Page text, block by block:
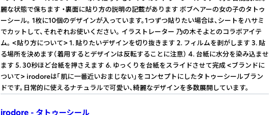
麗な状態で保ちます ・裏面に貼り方の説明の記載があります ボブヘアーの女の子のタトゥ
ーシール。 1枚に10個のデザインが入っています。1つずつ貼りたい場合は、シートをハサミ
でカットして、それぞれお使いください。 イラストレーター 乃の木そよとのコラボアイテ
ム。 <貼り方について> 1. 貼りたいデザインを切り抜きます 2. フィルムを剥がします 3. 貼
る場所を決めます（着用するとデザインは反転することに注意） 4. 台紙に水分を染み込ませ
ます 5. 30秒ほど台紙を押さえます 6. ゆっくりを台紙をスライドさせて完成 <ブランドに
ついて> irodoreは「肌に一番近いおまじない」をコンセプトにしたタトゥーシールブラン
ドです。日常的に使えるナチュラルで可愛い、綺麗なデザインを多数展開しています。
irodore - タトゥーシール